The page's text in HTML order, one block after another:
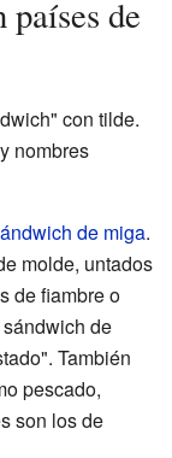
de
con tilde.
nombres
de miga.
molde, untados
de fiambre o
de
También
pescado,
son los de